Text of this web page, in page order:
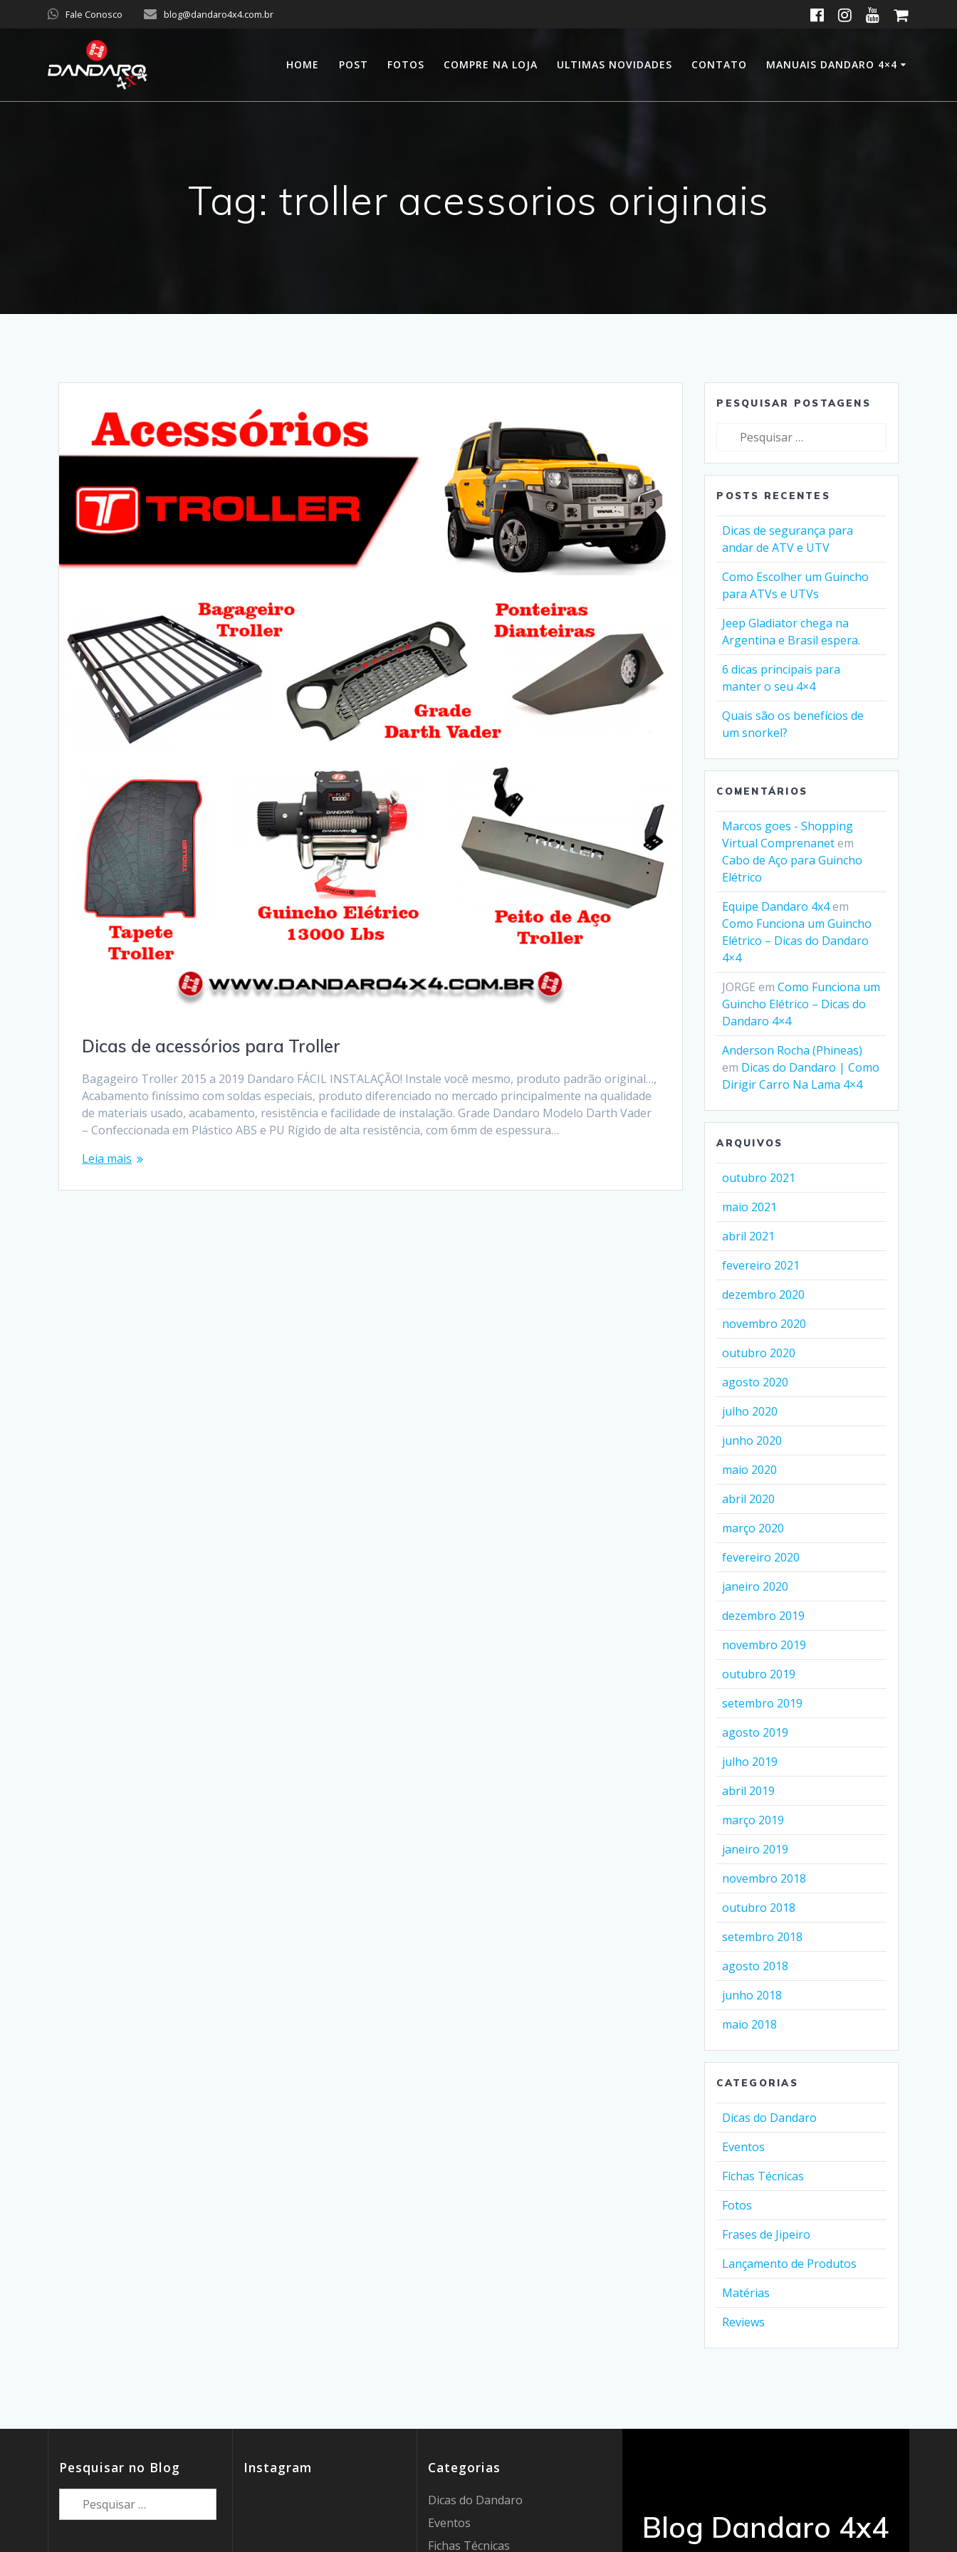
Fale Conosco blog@dandaro4x4.com.br
HOME POST FOTOS COMPRE NA LOJA ULTIMAS NOVIDADES CONTATO MANUAIS DANDARO 4×4
Tag:troller acessorios originais
Dicas de acessórios para Troller
Bagageiro Troller 2015 a 2019 Dandaro FÁCIL INSTALAÇÃO! Instale você mesmo, produto padrão original…,
Acabamento finíssimo com soldas especiais, produto diferenciado no mercado principalmente na qualidade
de materiais usado, acabamento, resistência e facilidade de instalação. Grade Dandaro Modelo Darth Vader
– Confeccionada em Plástico ABS e PU Rígido de alta resistência, com 6mm de espessura…
Leia mais
PESQUISAR POSTAGENS
Pesquisar
POSTS RECENTES
Dicas de segurança para
andar de ATV e UTV
Como Escolher um Guincho
para ATVs e UTVs
Jeep Gladiator chega na
Argentina e Brasil espera.
6 dicas principais para
manter o seu 4×4
Quais são os benefícios de
um snorkel?
COMENTÁRIOS
Marcos goes - Shopping
Virtual Comprenanetem
Cabo de Aço para Guincho
Elétrico
Equipe Dandaro 4x4em
Como Funciona um Guincho
Elétrico – Dicas do Dandaro
4×4
JORGE emComo Funciona um
Guincho Elétrico – Dicas do
Dandaro 4×4
Anderson Rocha (Phineas)
em Dicas do Dandaro | Como
Dirigir Carro Na Lama 4×4
ARQUIVOS
outubro 2021
maio 2021
abril 2021
fevereiro 2021
dezembro 2020
novembro 2020
outubro 2020
agosto 2020
julho 2020
junho 2020
maio 2020
abril 2020
março 2020
fevereiro 2020
janeiro 2020
dezembro 2019
novembro 2019
outubro 2019
setembro 2019
agosto 2019
julho 2019
abril 2019
março 2019
janeiro 2019
novembro 2018
outubro 2018
setembro 2018
agosto 2018
junho 2018
maio 2018
CATEGORIAS
Dicas do Dandaro
Eventos
Fichas Técnicas
Fotos
Frases de Jipeiro
Lançamento de Produtos
Matérias
Reviews
Pesquisar no Blog
Pesquisar
Instagram Categorias
Dicas do Dandaro
Eventos
Fichas Técnicas
Blog Dandaro 4x4